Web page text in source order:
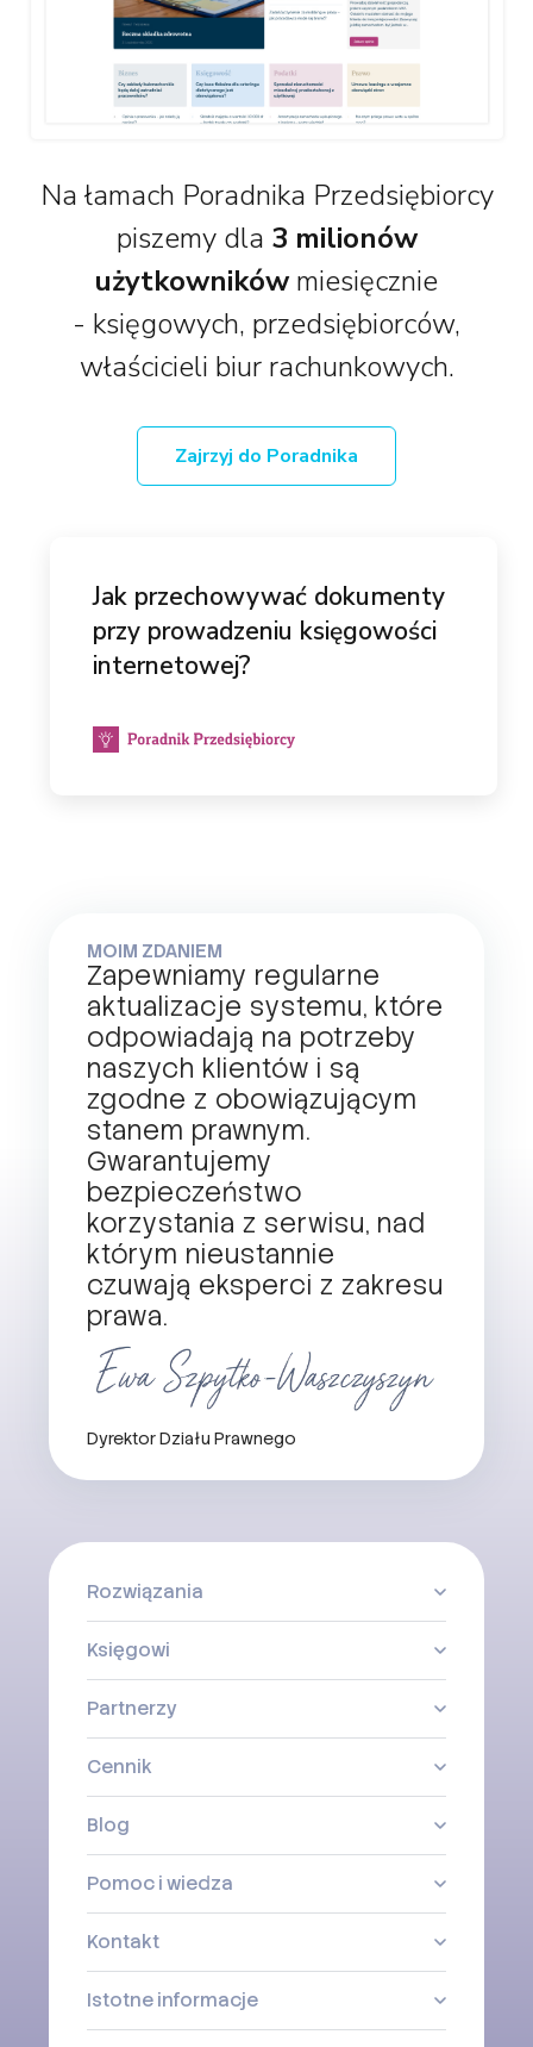
Na łamach Poradnika Przedsiębiorcy
piszemy dla 3 milionów
użytkownikówmiesięcznie
- księgowych, przedsiębiorców,
właścicieli biur rachunkowych.
Zajrzyj do Poradnika
Jak przechowywać dokumenty
przy prowadzeniu księgowości
internetowej?
MOIM ZDANIEM
Zapewniamy regularne
aktualizacje systemu, które
odpowiadają na potrzeby
naszych klientów i są
zgodne z obowiązującym
stanem prawnym.
Gwarantujemy
bezpieczeństwo
korzystania z serwisu, nad
którym nieustannie
czuwają eksperci z zakresu
prawa.
Dyrektor Działu Prawnego
Rozwiązania
Księgowi
Partnerzy
Cennik
Blog
Pomoc i wiedza
Kontakt
Istotne informacje